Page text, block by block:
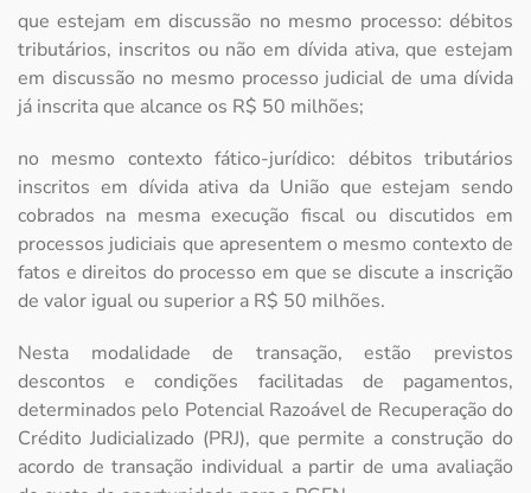
que estejam em discussão no mesmo processo: débitos
tributários, inscritos ou não em dívida ativa, que estejam
em discussão no mesmo processo judicial de uma dívida
já inscrita que alcance os R$ 50 milhões;
no mesmo contexto fático-jurídico: débitos tributários
inscritos em dívida ativa da União que estejam sendo
cobrados na mesma execução fiscal ou discutidos em
processos judiciais que apresentem o mesmo contexto de
fatos e direitos do processo em que se discute a inscrição
de valor igual ou superior a R$ 50 milhões.
Nesta modalidade de transação, estão previstos
descontos e condições facilitadas de pagamentos,
determinados pelo Potencial Razoável de Recuperação do
Crédito Judicializado (PRJ), que permite a construção do
acordo de transação individual a partir de uma avaliação